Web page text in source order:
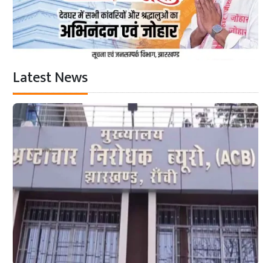
Latest News